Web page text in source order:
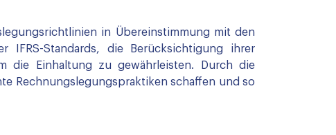
in Übereinstimmung mit den
IFRS-Standards, die Berücksichtigung ihrer
die Einhaltung zu gewährleisten. Durch die
Rechnungslegungspraktiken schaffen und so